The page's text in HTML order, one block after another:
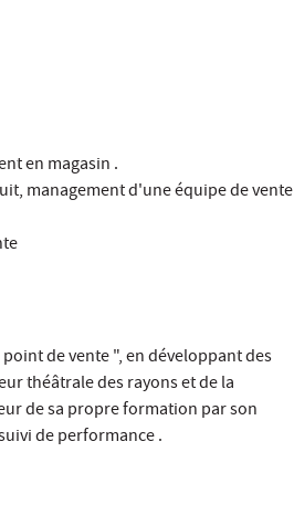
en magasin .
management d'une équipe de vente
de vente ", en développant des
théâtrale des rayons et de la
de sa propre formation par son
de performance .